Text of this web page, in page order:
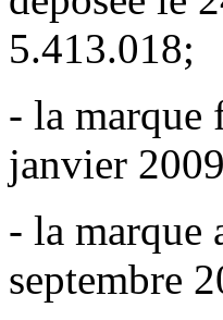
5.413.018;
- la marque
janvier
- la marque
septembre